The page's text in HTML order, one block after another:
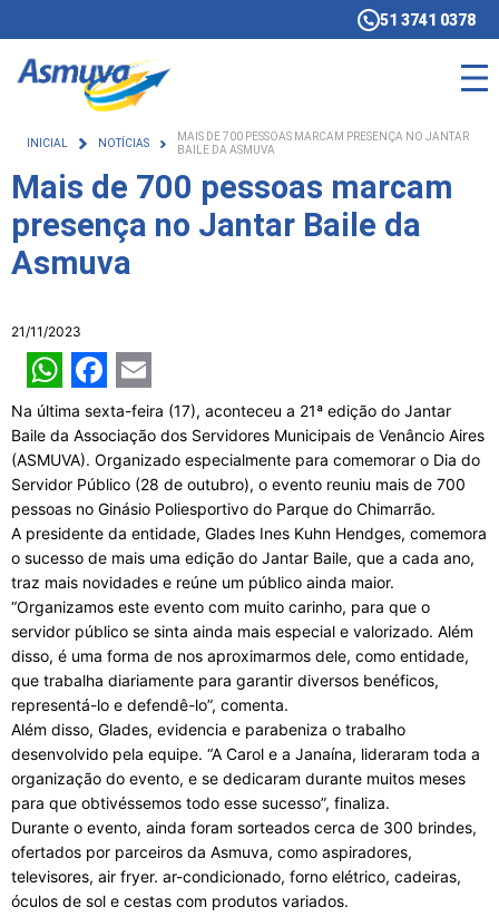
51 3741 0378
INICIAL NOTÍCIAS
MAIS DE 700 PESSOAS MARCAM PRESENÇA NO JANTAR
BAILE DA ASMUVA
Mais de 700 pessoas marcam
presença no Jantar Baile da
Asmuva
21/11/2023
WhatsApp
Facebook
Email
Na última sexta-feira (17), aconteceu a 21ª edição do Jantar
Baile da Associação dos Servidores Municipais de Venâncio Aires
(ASMUVA). Organizado especialmente para comemorar o Dia do
Servidor Público (28 de outubro), o evento reuniu mais de 700
pessoas no Ginásio Poliesportivo do Parque do Chimarrão.
A presidente da entidade, Glades Ines Kuhn Hendges, comemora
o sucesso de mais uma edição do Jantar Baile, que a cada ano,
traz mais novidades e reúne um público ainda maior.
“Organizamos este evento com muito carinho, para que o
servidor público se sinta ainda mais especial e valorizado. Além
disso, é uma forma de nos aproximarmos dele, como entidade,
que trabalha diariamente para garantir diversos benéficos,
representá-lo e defendê-lo”, comenta.
Além disso, Glades, evidencia e parabeniza o trabalho
desenvolvido pela equipe. “A Carol e a Janaína, lideraram toda a
organização do evento, e se dedicaram durante muitos meses
para que obtivéssemos todo esse sucesso”, finaliza.
Durante o evento, ainda foram sorteados cerca de 300 brindes,
ofertados por parceiros da Asmuva, como aspiradores,
televisores, air fryer. ar-condicionado, forno elétrico, cadeiras,
óculos de sol e cestas com produtos variados.